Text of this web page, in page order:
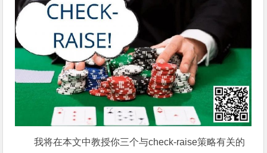
我将在本文中教授你三个与check-raise策略有关的